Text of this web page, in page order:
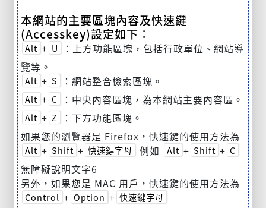
本網站的主要區塊內容及快速鍵
(Accesskey)設定如下：
Alt + U
：上方功能區塊，包括行政單位、網站導
覽等。
Alt + S ：網站整合檢索區塊。
Alt + C ：中央內容區塊，為本網站主要內容區。
Alt + Z
：下方功能區塊。
如果您的瀏覽器是 Firefox，快速鍵的使用方法為
Alt + Shift + 快速鍵字母 例如 Alt + Shift + C
無障礙說明文字6
另外，如果您是 MAC 用戶，快速鍵的使用方法為
Control + Option + 快速鍵字母